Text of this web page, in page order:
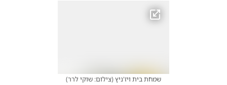
שמחת בית ויז'ניץ(צילום: שוקי לרר)